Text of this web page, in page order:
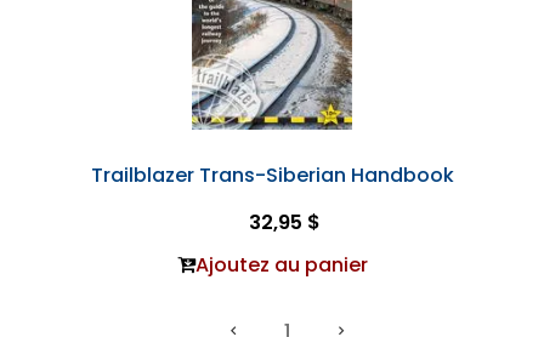
Trailblazer Trans-Siberian Handbook
32,95 $
Ajoutez au panier
1